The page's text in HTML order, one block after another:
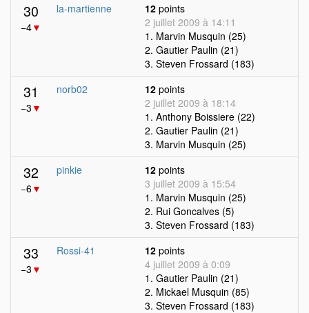
30
−4▼
la-martienne 12 points
2 juillet 2009 à 14:11
1. Marvin Musquin (25)
2. Gautier Paulin (21)
3. Steven Frossard (183)
31
−3 ▼
norb02 12 points
2 juillet 2009 à 18:14
1. Anthony Boissiere (22)
2. Gautier Paulin (21)
3. Marvin Musquin (25)
32
−6▼
pinkie 12 points
3 juillet 2009 à 15:54
1. Marvin Musquin (25)
2. Rui Goncalves (5)
3. Steven Frossard (183)
33
−3 ▼
Rossi-41 12 points
4 juillet 2009 à 0:09
1. Gautier Paulin (21)
2. Mickael Musquin (85)
3. Steven Frossard (183)